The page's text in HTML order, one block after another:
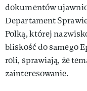
dokumentów
Departament
Polką, której
bliskość do samego
roli, sprawiają, że
zainteresowanie.